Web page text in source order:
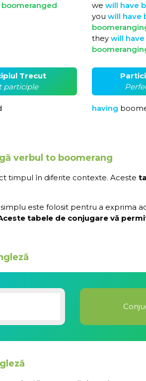
boomeranged
we will have
you will have
they will have
Trecut
participle
having
verbul to boomerang
timpul în diferite contexte. Aceste
este folosit pentru a exprima
tabele de conjugare vă